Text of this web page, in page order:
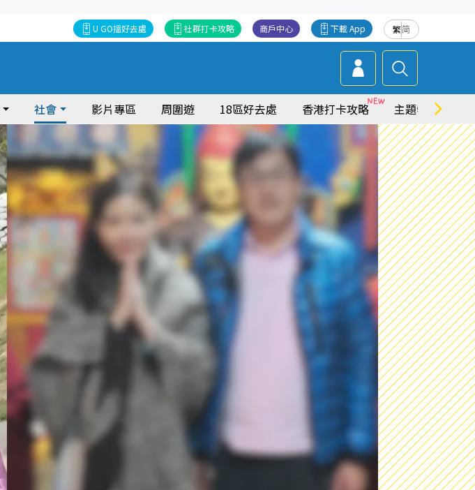
繁简
下載 App
商戶中心
社群打卡攻略
U GO搵好去處
社會 影片專區 周圍遊 18區好去處 香港打卡攻略 主題特集